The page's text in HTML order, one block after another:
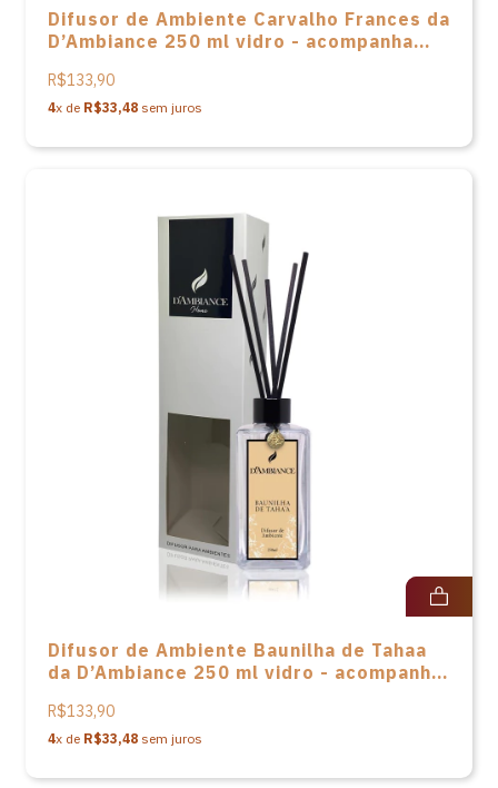
Difusor de Ambiente Carvalho Frances da
D’Ambiance 250 ml vidro - acompanha
R$133,90
4x de R$33,48 sem juros
Difusor de Ambiente Baunilha de Tahaa
da D’Ambiance 250 ml vidro - acompanha
R$133,90
4x de R$33,48 sem juros